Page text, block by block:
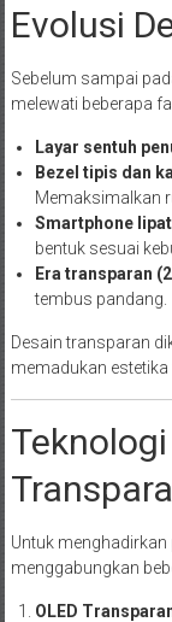
Evolusi
Sebelum sampai
melewati beberapa
Layar sentuh
Bezel tipis dan
Memaksimalkan
Smartphone
bentuk sesuai
Era transparan
tembus pandang.
Desain transparan
memadukan
Untuk
menggabungkan
OLED